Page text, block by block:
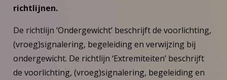
richtlijnen.
De richtlijn ‘Ondergewicht’ beschrijft de voorlichting,
(vroeg)signalering, begeleiding en verwijzing bij
ondergewicht. De richtlijn ‘Extremiteiten’ beschrijft
de voorlichting, (vroeg)signalering, begeleiding en